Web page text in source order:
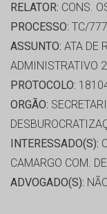
RELATOR: CONS.
PROCESSO: TC/
ASSUNTO: ATA DE
ADMINISTRATIVO
PROTOCOLO:
ORGÃO:
INTERESSADO(S):
CAMARGO COM.
ADVOGADO(S):